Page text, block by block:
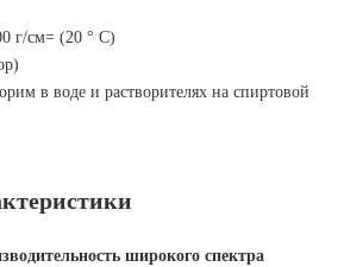
г/см= (20 ° C)
в воде и растворителях на спиртовой
широкого спектра